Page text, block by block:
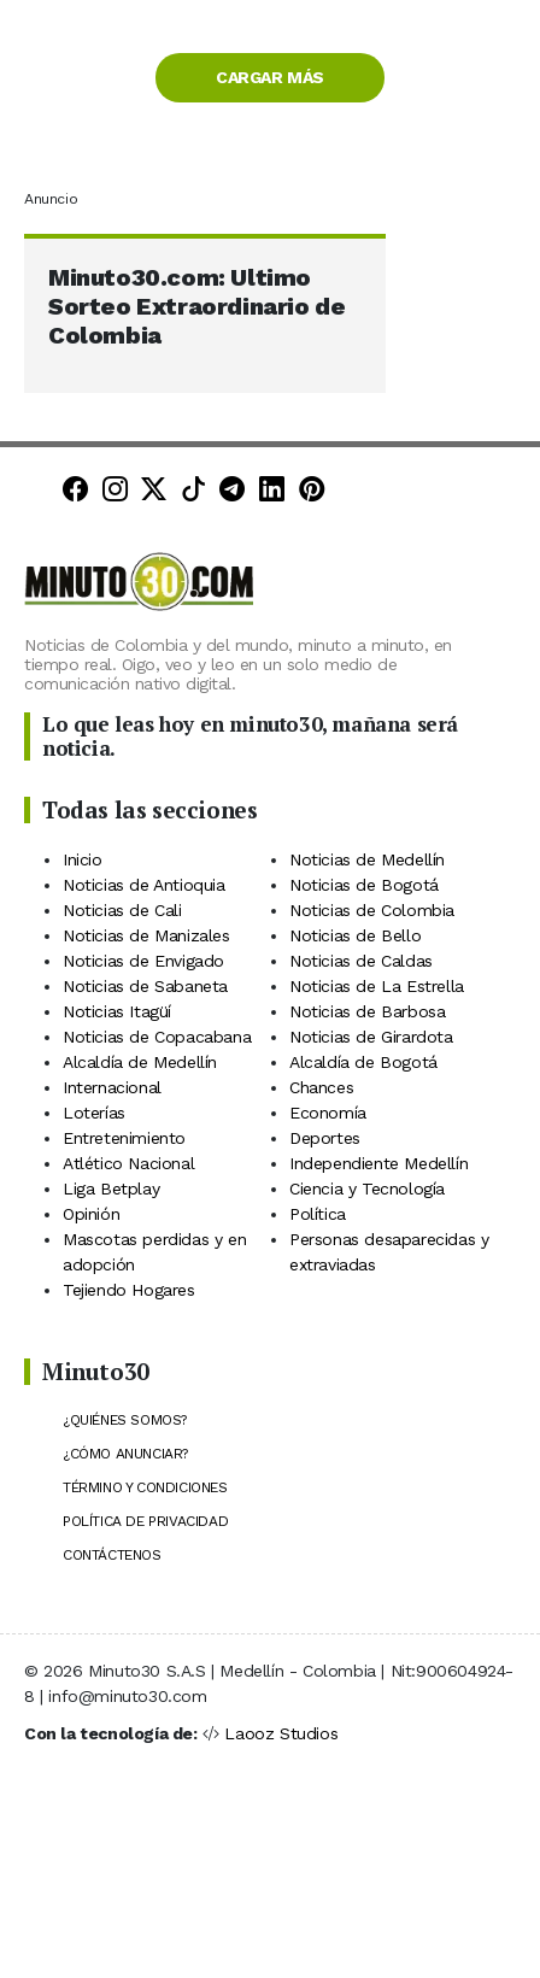
CARGAR MÁS
Anuncio
Minuto30.com: Ultimo
Sorteo Extraordinario de
Colombia
Minuto30 en Facebook
Minuto30 en Instagram
Minuto30 en X (Twitter)
Minuto30 en TikTok
Canal de Minuto30 en
Minuto30 en LinkedIn
Minuto30 en
Noticias de Colombia y del mundo, minuto a minuto, en
tiempo real. Oigo, veo y leo en un solo medio de
comunicación nativo digital.
Lo que leas hoy en minuto30, mañana será
noticia.
Todas las secciones
Inicio
Noticias de Medellín
Noticias de Antioquia
Noticias de Bogotá
Noticias de Cali
Noticias de Colombia
Noticias de Manizales
Noticias de Bello
Noticias de Envigado
Noticias de Caldas
Noticias de Sabaneta
Noticias de La Estrella
Noticias Itagüí
Noticias de Barbosa
Noticias de Copacabana
Noticias de Girardota
Alcaldía de Medellín
Alcaldía de Bogotá
Internacional
Chances
Loterías
Economía
Entretenimiento
Deportes
Atlético Nacional
Independiente Medellín
Liga Betplay
Ciencia y Tecnología
Opinión
Política
Mascotas perdidas y en
adopción
Personas desaparecidas y
extraviadas
Tejiendo Hogares
Minuto30
¿QUIÉNES SOMOS?
¿CÓMO ANUNCIAR?
TÉRMINO Y CONDICIONES
POLÍTICA DE PRIVACIDAD
CONTÁCTENOS
© 2026 Minuto30 S.A.S | Medellín - Colombia | Nit:900604924-
8 | info@minuto30.com
Con la tecnología de:
Laooz Studios